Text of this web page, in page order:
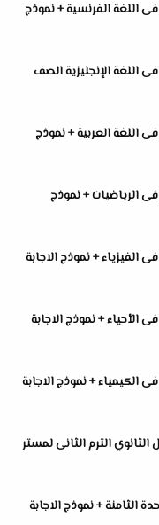
فى اللغة الفرنسية + نموذج
اللغة الإنجليزية الصف
اللغة العربية + نموذج
فى الرياضيات + نموذج
الفيزياء + نموذج الاجابة
الأحياء + نموذج الاجابة
الكيمياء + نموذج الاجابة
الثانوي الترم الثانى لمستر
الثامنة + نموذج الاجابة